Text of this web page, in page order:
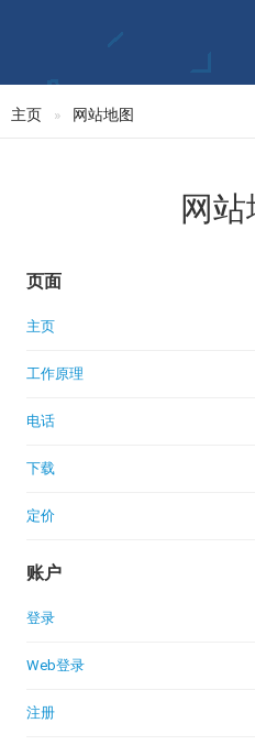
主页 网站地图
网站
页面
主页
工作原理
电话
下载
定价
账户
登录
Web登录
注册